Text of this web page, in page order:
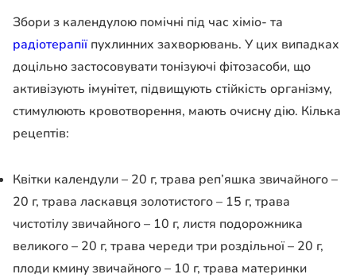
Збори з календулою помічні під час хіміо- та
радіотерапіїпухлинних захворювань. У цих випадках
доцільно застосовувати тонізуючі фітозасоби, що
активізують імунітет, підвищують стійкість організму,
стимулюють кровотворення, мають очисну дію. Кілька
рецептів:
Квітки календули – 20 г, трава реп’яшка звичайного –
20 г, трава ласкавця золотистого – 15 г, трава
чистотілу звичайного – 10 г, листя подорожника
великого – 20 г, трава череди три роздільної – 20 г,
плоди кмину звичайного – 10 г, трава материнки